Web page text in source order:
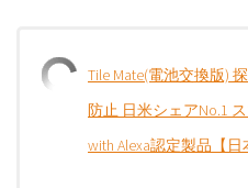
Tile Mate(電池交換版)
防止 日米シェアNo.1
with Alexa認定製品【日